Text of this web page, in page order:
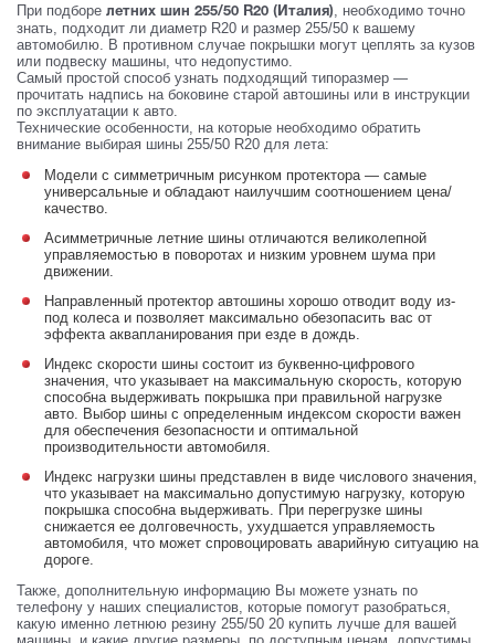
При подборе летних шин 255/50 R20 (Италия)
, необходимо точно
знать, подходит ли диаметр R20 и размер 255/50 к вашему
автомобилю. В противном случае покрышки могут цеплять за кузов
или подвеску машины, что недопустимо.
Самый простой способ узнать подходящий типоразмер —
прочитать надпись на боковине старой автошины или в инструкции
по эксплуатации к авто.
Технические особенности, на которые необходимо обратить
внимание выбирая шины 255/50 R20 для лета:
Модели с симметричным рисунком протектора — самые
универсальные и обладают наилучшим соотношением цена/
качество.
Асимметричные летние шины отличаются великолепной
управляемостью в поворотах и низким уровнем шума при
движении.
Направленный протектор автошины хорошо отводит воду из-
под колеса и позволяет максимально обезопасить вас от
эффекта аквапланирования при езде в дождь.
Индекс скорости шины состоит из буквенно-цифрового
значения, что указывает на максимальную скорость, которую
способна выдерживать покрышка при правильной нагрузке
авто. Выбор шины с определенным индексом скорости важен
для обеспечения безопасности и оптимальной
производительности автомобиля.
Индекс нагрузки шины представлен в виде числового значения,
что указывает на максимально допустимую нагрузку, которую
покрышка способна выдерживать. При перегрузке шины
снижается ее долговечность, ухудшается управляемость
автомобиля, что может спровоцировать аварийную ситуацию на
дороге.
Также, дополнительную информацию Вы можете узнать по
телефону у наших специалистов, которые помогут разобраться,
какую именно летнюю резину 255/50 20 купить лучше для вашей